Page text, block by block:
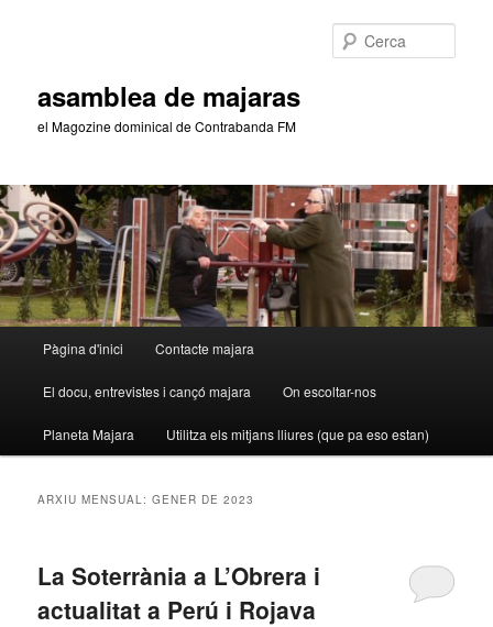
asamblea de majaras
el Magozine dominical de Contrabanda FM
principal
Pàgina d'inici Contacte majara
El docu, entrevistes i cançó majara On escoltar-nos
Planeta Majara Utilitza els mitjans lliures (que pa eso estan)
ARXIU MENSUAL:GENER DE 2023
La Soterrània a L’Obrera i
actualitat a Perú i Rojava